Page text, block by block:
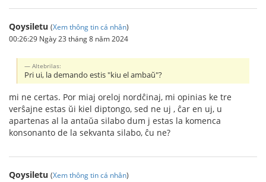
Qoysiletu (Xem thông tin cá nhân)
00:26:29 Ngày 23 tháng 8 năm 2024
Altebrilas:
Pri ui, la demando estis "kiu el ambaŭ"?
mi ne certas. Por miaj oreloj nordĉinaj, mi opinias ke tre
verŝajne estas ŭi kiel diptongo, sed ne uj , ĉar en uj, u
apartenas al la antaŭa silabo dum j estas la komenca
konsonanto de la sekvanta silabo, ĉu ne?
Qoysiletu (Xem thông tin cá nhân)